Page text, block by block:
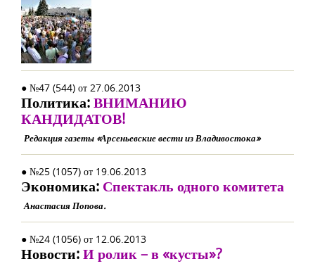
● №47 (544) от 27.06.2013
Политика:ВНИМАНИЮ
КАНДИДАТОВ!
Редакция газеты «Арсеньевские вести из Владивостока»
● №25 (1057) от 19.06.2013
Экономика: Спектакль одного комитета
Анастасия Попова.
● №24 (1056) от 12.06.2013
Новости:И ролик – в «кусты»?